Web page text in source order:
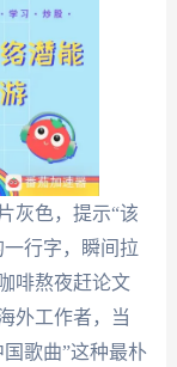
灰色，提示“该
行字，瞬间拉
啡熬夜赶论文
外工作者，当
歌曲”这种最朴